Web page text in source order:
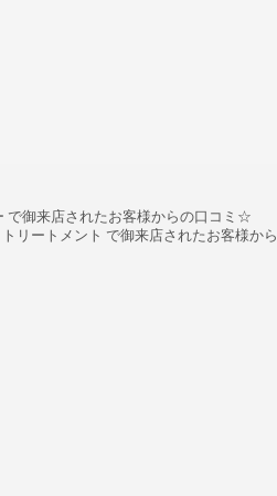
で御来店されたお客様からの口コミ☆
リートメント で御来店されたお客様から